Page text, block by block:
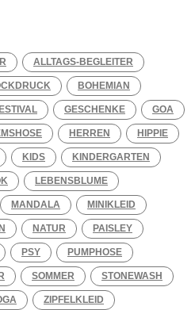
ALLTAGS-BEGLEITER
BOHEMIAN
GESCHENKE GOA
HERREN HIPPIE
KIDS KINDERGARTEN
LEBENSBLUME
MANDALA MINIKLEID
NATUR PAISLEY
PSY PUMPHOSE
SOMMER STONEWASH
ZIPFELKLEID